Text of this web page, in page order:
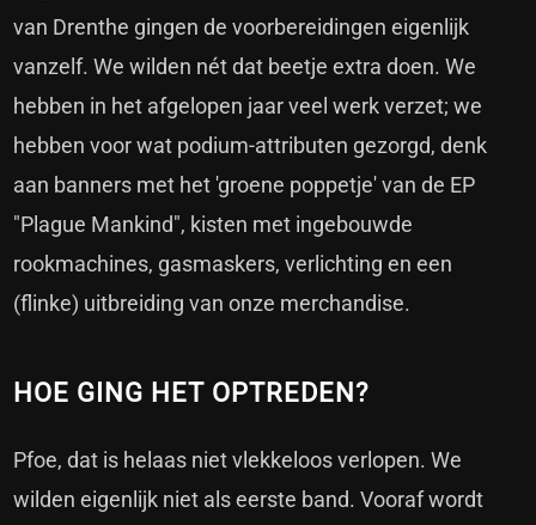
van Drenthe gingen de voorbereidingen eigenlijk
vanzelf. We wilden nét dat beetje extra doen. We
hebben in het afgelopen jaar veel werk verzet; we
hebben voor wat podium-attributen gezorgd, denk
aan banners met het 'groene poppetje' van de EP
"Plague Mankind", kisten met ingebouwde
rookmachines, gasmaskers, verlichting en een
(flinke) uitbreiding van onze merchandise.
HOE GING HET OPTREDEN?
Pfoe, dat is helaas niet vlekkeloos verlopen. We
wilden eigenlijk niet als eerste band. Vooraf wordt